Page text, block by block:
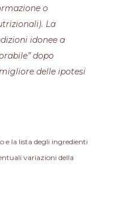
o
La
idonee a
dopo
delle ipotesi
e la lista degli ingredienti
variazioni della